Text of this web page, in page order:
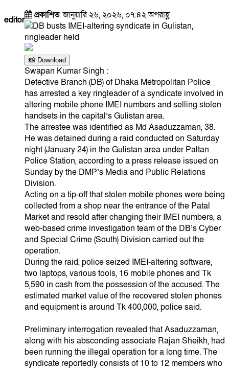
editor প্রকাশিতজানুয়ারি ২৬, ২০২৬, ০৭:৪২ অপরাহ্ণ
📸 Download
Swapan Kumar Singh :
Detective Branch (DB) of Dhaka Metropolitan Police
has arrested a key ringleader of a syndicate involved in
altering mobile phone IMEI numbers and selling stolen
handsets in the capital’s Gulistan area.
The arrestee was identified as Md Asaduzzaman, 38.
He was detained during a raid conducted on Saturday
night (January 24) in the Gulistan area under Paltan
Police Station, according to a press release issued on
Sunday by the DMP’s Media and Public Relations
Division.
Acting on a tip-off that stolen mobile phones were being
collected from a shop near the entrance of the Patal
Market and resold after changing their IMEI numbers, a
web-based crime investigation team of the DB’s Cyber
and Special Crime (South) Division carried out the
operation.
During the raid, police seized IMEI-altering software,
two laptops, various tools, 16 mobile phones and Tk
5,590 in cash from the possession of the accused. The
estimated market value of the recovered stolen phones
and equipment is around Tk 400,000, police said.
Preliminary interrogation revealed that Asaduzzaman,
along with his absconding associate Rajan Sheikh, had
been running the illegal operation for a long time. The
syndicate reportedly consists of 10 to 12 members who